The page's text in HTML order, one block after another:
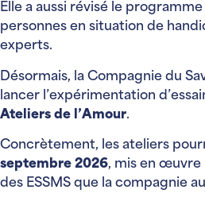
Elle a aussi révisé le
personnes en situation de
experts.
Désormais, la Compagnie du
lancer l’expérimentation
Ateliers de l’Amour.
Concrètement, les ateliers
septembre 2026, mis en œuvre
des ESSMS que la compagnie